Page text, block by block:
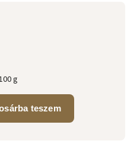
g
teszem